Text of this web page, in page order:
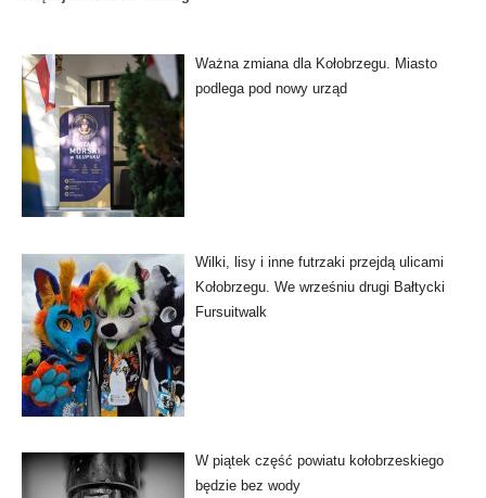
Ważna zmiana dla Kołobrzegu. Miasto
podlega pod nowy urząd
Wilki, lisy i inne futrzaki przejdą ulicami
Kołobrzegu. We wrześniu drugi Bałtycki
Fursuitwalk
W piątek część powiatu kołobrzeskiego
będzie bez wody